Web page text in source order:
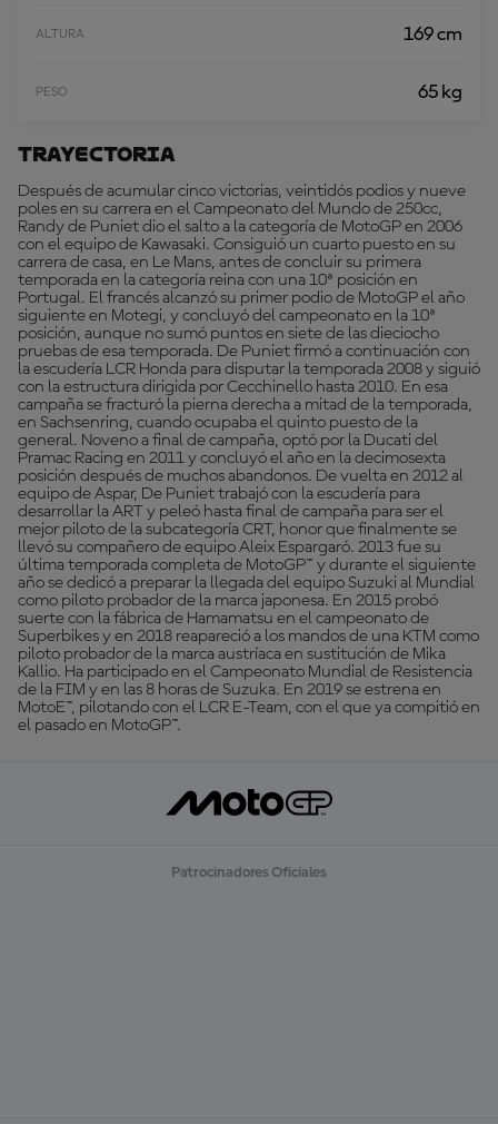
ALTURA 169 cm
PESO 65 kg
Trayectoria
Después de acumular cinco victorias, veintidós podios y nueve
poles en su carrera en el Campeonato del Mundo de 250cc,
Randy de Puniet dio el salto a la categoría de MotoGP en 2006
con el equipo de Kawasaki. Consiguió un cuarto puesto en su
carrera de casa, en Le Mans, antes de concluir su primera
temporada en la categoría reina con una 10ª posición en
Portugal. El francés alcanzó su primer podio de MotoGP el año
siguiente en Motegi, y concluyó del campeonato en la 10ª
posición, aunque no sumó puntos en siete de las dieciocho
pruebas de esa temporada. De Puniet firmó a continuación con
la escudería LCR Honda para disputar la temporada 2008 y siguió
con la estructura dirigida por Cecchinello hasta 2010. En esa
campaña se fracturó la pierna derecha a mitad de la temporada,
en Sachsenring, cuando ocupaba el quinto puesto de la
general. Noveno a final de campaña, optó por la Ducati del
Pramac Racing en 2011 y concluyó el año en la decimosexta
posición después de muchos abandonos. De vuelta en 2012 al
equipo de Aspar, De Puniet trabajó con la escudería para
desarrollar la ART y peleó hasta final de campaña para ser el
mejor piloto de la subcategoría CRT, honor que finalmente se
llevó su compañero de equipo Aleix Espargaró. 2013 fue su
última temporada completa de MotoGP™ y durante el siguiente
año se dedicó a preparar la llegada del equipo Suzuki al Mundial
como piloto probador de la marca japonesa. En 2015 probó
suerte con la fábrica de Hamamatsu en el campeonato de
Superbikes y en 2018 reapareció a los mandos de una KTM como
piloto probador de la marca austríaca en sustitución de Mika
Kallio. Ha participado en el Campeonato Mundial de Resistencia
de la FIM y en las 8 horas de Suzuka. En 2019 se estrena en
MotoE™, pilotando con el LCR E-Team, con el que ya compitió en
el pasado en MotoGP™.
Patrocinadores Oficiales